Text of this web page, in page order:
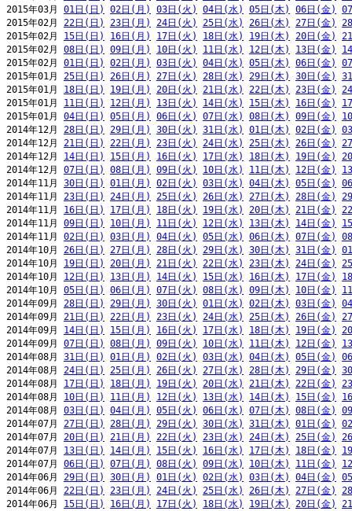
2015年03月 01日(日) 02日(月) 03日(火) 04日(水) 05日(木) 06日(金)
2015年02月 22日(日) 23日(月) 24日(火) 25日(水) 26日(木) 27日(金)
2015年02月 15日(日) 16日(月) 17日(火) 18日(水) 19日(木) 20日(金)
2015年02月 08日(日) 09日(月) 10日(火) 11日(水) 12日(木) 13日(金)
2015年02月 01日(日) 02日(月) 03日(火) 04日(水) 05日(木) 06日(金)
2015年01月 25日(日) 26日(月) 27日(火) 28日(水) 29日(木) 30日(金)
2015年01月 18日(日) 19日(月) 20日(火) 21日(水) 22日(木) 23日(金)
2015年01月 11日(日) 12日(月) 13日(火) 14日(水) 15日(木) 16日(金)
2015年01月 04日(日) 05日(月) 06日(火) 07日(水) 08日(木) 09日(金)
2014年12月 28日(日) 29日(月) 30日(火) 31日(水) 01日(木) 02日(金)
2014年12月 21日(日) 22日(月) 23日(火) 24日(水) 25日(木) 26日(金)
2014年12月 14日(日) 15日(月) 16日(火) 17日(水) 18日(木) 19日(金)
2014年12月 07日(日) 08日(月) 09日(火) 10日(水) 11日(木) 12日(金)
2014年11月 30日(日) 01日(月) 02日(火) 03日(水) 04日(木) 05日(金)
2014年11月 23日(日) 24日(月) 25日(火) 26日(水) 27日(木) 28日(金)
2014年11月 16日(日) 17日(月) 18日(火) 19日(水) 20日(木) 21日(金)
2014年11月 09日(日) 10日(月) 11日(火) 12日(水) 13日(木) 14日(金)
2014年11月 02日(日) 03日(月) 04日(火) 05日(水) 06日(木) 07日(金)
2014年10月 26日(日) 27日(月) 28日(火) 29日(水) 30日(木) 31日(金)
2014年10月 19日(日) 20日(月) 21日(火) 22日(水) 23日(木) 24日(金)
2014年10月 12日(日) 13日(月) 14日(火) 15日(水) 16日(木) 17日(金)
2014年10月 05日(日) 06日(月) 07日(火) 08日(水) 09日(木) 10日(金)
2014年09月 28日(日) 29日(月) 30日(火) 01日(水) 02日(木) 03日(金)
2014年09月 21日(日) 22日(月) 23日(火) 24日(水) 25日(木) 26日(金)
2014年09月 14日(日) 15日(月) 16日(火) 17日(水) 18日(木) 19日(金)
2014年09月 07日(日) 08日(月) 09日(火) 10日(水) 11日(木) 12日(金)
2014年08月 31日(日) 01日(月) 02日(火) 03日(水) 04日(木) 05日(金)
2014年08月 24日(日) 25日(月) 26日(火) 27日(水) 28日(木) 29日(金)
2014年08月 17日(日) 18日(月) 19日(火) 20日(水) 21日(木) 22日(金)
2014年08月 10日(日) 11日(月) 12日(火) 13日(水) 14日(木) 15日(金)
2014年08月 03日(日) 04日(月) 05日(火) 06日(水) 07日(木) 08日(金)
2014年07月 27日(日) 28日(月) 29日(火) 30日(水) 31日(木) 01日(金)
2014年07月 20日(日) 21日(月) 22日(火) 23日(水) 24日(木) 25日(金)
2014年07月 13日(日) 14日(月) 15日(火) 16日(水) 17日(木) 18日(金)
2014年07月 06日(日) 07日(月) 08日(火) 09日(水) 10日(木) 11日(金)
2014年06月 29日(日) 30日(月) 01日(火) 02日(水) 03日(木) 04日(金)
2014年06月 22日(日) 23日(月) 24日(火) 25日(水) 26日(木) 27日(金)
2014年06月 15日(日) 16日(月) 17日(火) 18日(水) 19日(木) 20日(金)